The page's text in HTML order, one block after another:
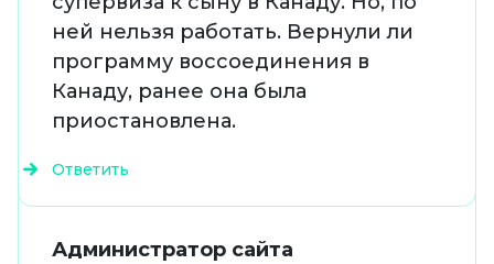
ней нельзя работать. Вернули ли
программу воссоединения в
Канаду, ранее она была
приостановлена.
Ответить
Администратор сайта